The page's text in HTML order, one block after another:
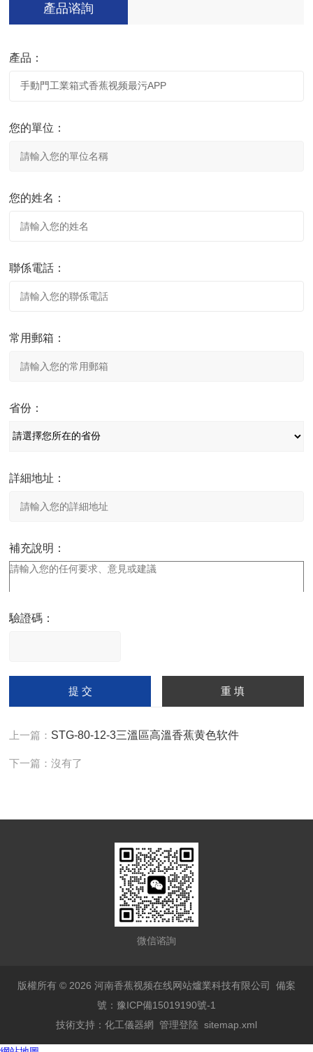
產品谘詢
產品：
您的單位：
您的姓名：
聯係電話：
常用郵箱：
省份：
詳細地址：
補充說明：
驗證碼：
字），如：三加四=7
上一篇： STG-80-12-3三溫區高溫香蕉黄色软件
下一篇：沒有了
微信谘詢
版權所有 © 2026 河南香蕉视频在线网站爐業科技有限公司 備案
號：豫ICP備15019190號-1
技術支持： 化工儀器網 管理登陸 sitemap.xml